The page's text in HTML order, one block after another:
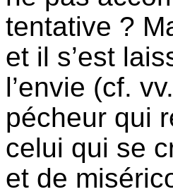
tentative ?
et il s’est
l’envie (cf.
pécheur qui
celui qui se
et de